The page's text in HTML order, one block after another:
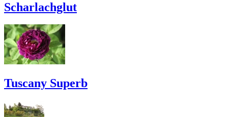
Scharlachglut
Tuscany Superb